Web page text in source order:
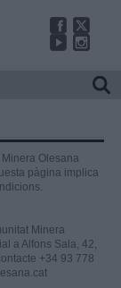
Olesana
pàgina implica
Minera
a Alfons Sala, 42,
+34 93 778